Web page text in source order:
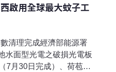
啟用全球最大蚊子工
清理完成經濟部能源署
水面型光電之破損光電板
7月30日完成）、荷苞嶼